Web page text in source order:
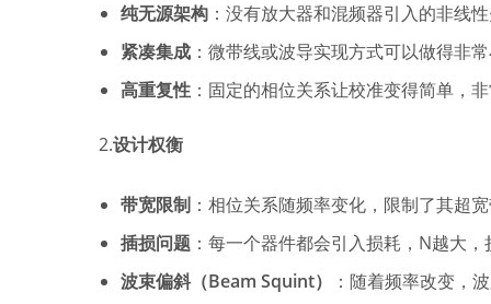
纯无源架构 ：没有放大器和混频器引入的非线
紧凑集成 ：微带线或波导实现方式可以做得非
高重复性 ：固定的相位关系让校准变得简单，
2.设计权衡
带宽限制 ：相位关系随频率变化，限制了其超
插损问题 ：每一个器件都会引入损耗，N越大
波束偏斜（Beam Squint）
：随着频率改变，